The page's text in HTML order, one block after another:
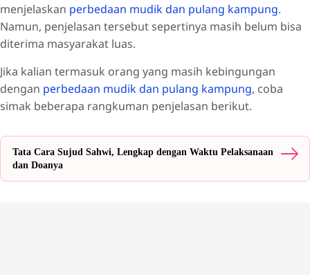
menjelaskan perbedaan mudik dan pulang kampung.
Namun, penjelasan tersebut sepertinya masih belum bisa
diterima masyarakat luas.
Jika kalian termasuk orang yang masih kebingungan
dengan perbedaan mudik dan pulang kampung, coba
simak beberapa rangkuman penjelasan berikut.
Tata Cara Sujud Sahwi, Lengkap dengan Waktu Pelaksanaan
dan Doanya